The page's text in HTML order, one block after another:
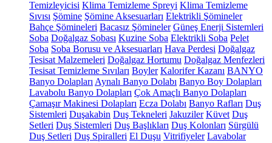
Temizleyicisi Klima Temizleme Spreyi Klima Temizleme
Sıvısı Şömine Şömine Aksesuarları Elektrikli Şömineler
Bahçe Şömineleri Bacasız Şömineler Güneş Enerji Sistemleri
Soba Doğalgaz Sobası Kuzine Soba Elektrikli Soba Pelet
Soba Soba Borusu ve Aksesuarları Hava Perdesi Doğalgaz
Tesisat Malzemeleri Doğalgaz Hortumu Doğalgaz Menfezleri
Tesisat Temizleme Sıvıları Boyler Kalorifer Kazanı BANYO
Banyo Dolapları Aynalı Banyo Dolabı Banyo Boy Dolapları
Lavabolu Banyo Dolapları Çok Amaçlı Banyo Dolapları
Çamaşır Makinesi Dolapları Ecza Dolabı Banyo Rafları Duş
Sistemleri Duşakabin Duş Tekneleri Jakuziler Küvet Duş
Setleri Duş Sistemleri Duş Başlıkları Duş Kolonları Sürgülü
Duş Setleri Duş Spiralleri El Duşu Vitrifiyeler Lavabolar